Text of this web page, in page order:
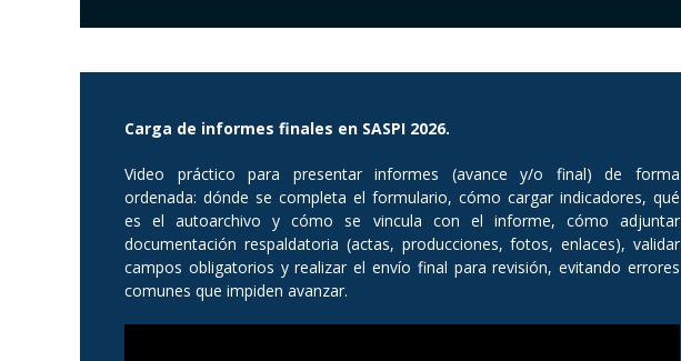
Carga de informes finales en SASPI 2026.
Video práctico para presentar informes (avance y/o final) de forma
ordenada: dónde se completa el formulario, cómo cargar indicadores, qué
es el autoarchivo y cómo se vincula con el informe, cómo adjuntar
documentación respaldatoria (actas, producciones, fotos, enlaces), validar
campos obligatorios y realizar el envío final para revisión, evitando errores
comunes que impiden avanzar.